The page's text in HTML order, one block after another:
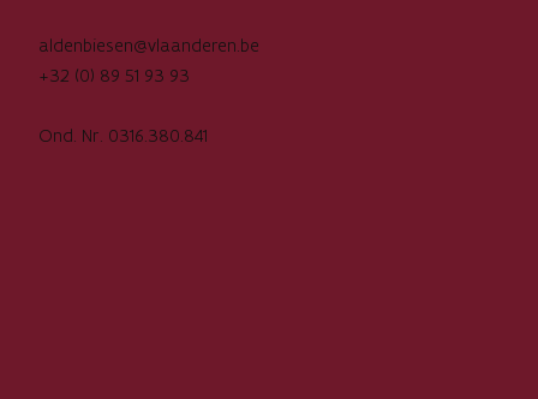
aldenbiesen@vlaanderen.be
+32 (0) 89 51 93 93
Ond. Nr. 0316.380.841